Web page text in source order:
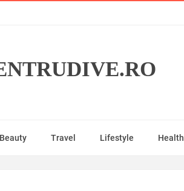
Beauty Travel Lifestyle Health